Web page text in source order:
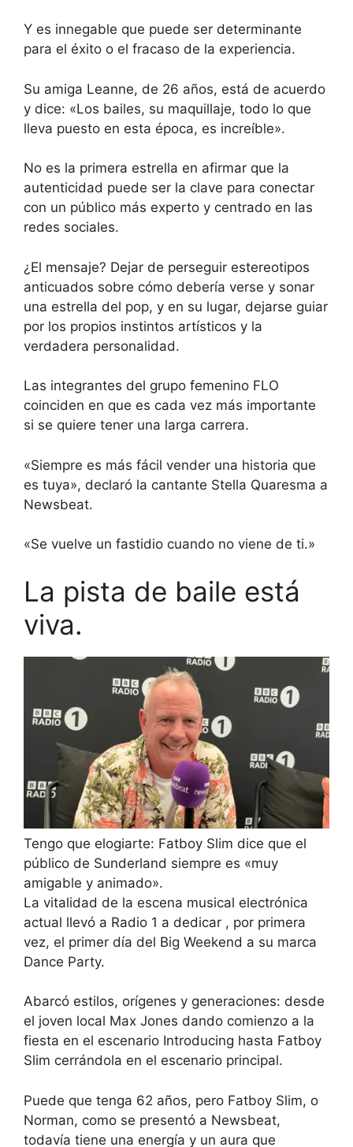
Y es innegable que puede ser determinante
para el éxito o el fracaso de la experiencia.
Su amiga Leanne, de 26 años, está de acuerdo
y dice: «Los bailes, su maquillaje, todo lo que
lleva puesto en esta época, es increíble».
No es la primera estrella en afirmar que la
autenticidad puede ser la clave para conectar
con un público más experto y centrado en las
redes sociales.
¿El mensaje? Dejar de perseguir estereotipos
anticuados sobre cómo debería verse y sonar
una estrella del pop, y en su lugar, dejarse guiar
por los propios instintos artísticos y la
verdadera personalidad.
Las integrantes del grupo femenino FLO
coinciden en que es cada vez más importante
si se quiere tener una larga carrera.
«Siempre es más fácil vender una historia que
es tuya», declaró la cantante Stella Quaresma a
Newsbeat.
«Se vuelve un fastidio cuando no viene de ti.»
La pista de baile está
viva.
Tengo que elogiarte: Fatboy Slim dice que el
público de Sunderland siempre es «muy
amigable y animado».
La vitalidad de la escena musical electrónica
actual llevó a Radio 1 a dedicar , por primera
vez, el primer día del Big Weekend a su marca
Dance Party.
Abarcó estilos, orígenes y generaciones: desde
el joven local Max Jones dando comienzo a la
fiesta en el escenario Introducing hasta Fatboy
Slim cerrándola en el escenario principal.
Puede que tenga 62 años, pero Fatboy Slim, o
Norman, como se presentó a Newsbeat,
todavía tiene una energía y un aura que